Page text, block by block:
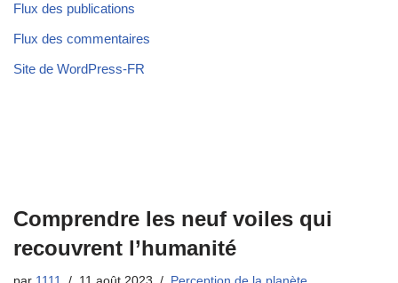
Flux des publications
Flux des commentaires
Site de WordPress-FR
Comprendre les neuf voiles qui
recouvrent l’humanité